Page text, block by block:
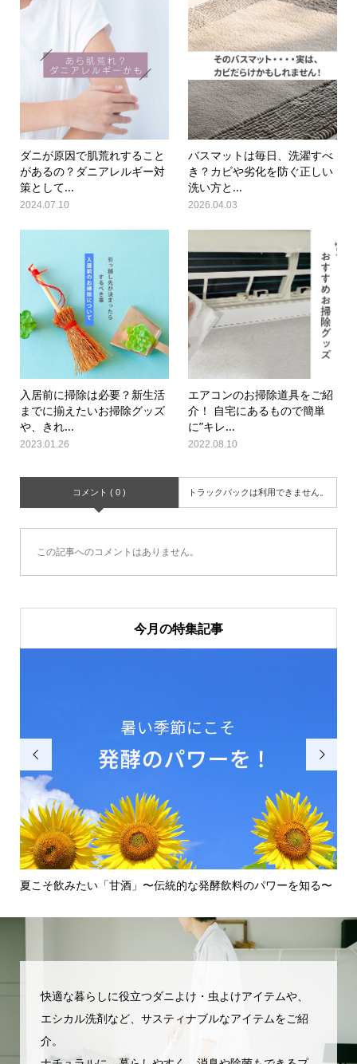
ダニが原因で肌荒れすること
があるの？ダニアレルギー対
策として...
2024.07.10
バスマットは毎日、洗濯すべ
き？カビや劣化を防ぐ正しい
洗い方と...
2026.04.03
入居前に掃除は必要？新生活
までに揃えたいお掃除グッズ
や、きれ...
2023.01.26
エアコンのお掃除道具をご紹
介！ 自宅にあるもので簡単
に”キレ...
2022.08.10
コメント ( 0 ) トラックバックは利用できません。
この記事へのコメントはありません。
今月の特集記事

壁紙のカビがひどい！〜カビの発生原因から対処法、予防法ま

快適な暮らしに役立つダニよけ・虫よけアイテムや、
エシカル洗剤など、サスティナブルなアイテムをご紹
介。